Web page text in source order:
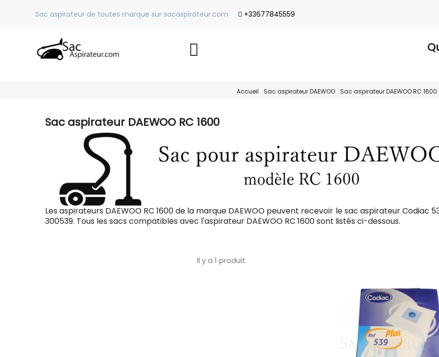
Sac aspirateur de toutes marque sur sacaspirateur.com +33677845559
Accueil Sac aspirateur DAEWOO Sac aspirateur DAEWOO RC 1600
Sac aspirateur DAEWOO RC 1600
Les aspirateurs DAEWOO RC 1600 de la marque DAEWOO peuvent recevoir le sac aspirateur
300539. Tous les sacs compatibles avec l'aspirateur DAEWOO RC 1600 sont listés ci-dessous.
Il y a 1 produit.